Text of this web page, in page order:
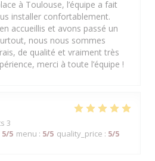
à Toulouse, l’équipe a fait
installer confortablement.
accueillis et avons passé un
nous nous sommes
de qualité et vraiment très
merci à toute l’équipe !
3
5/5 menu : 5/5 quality_price : 5/5